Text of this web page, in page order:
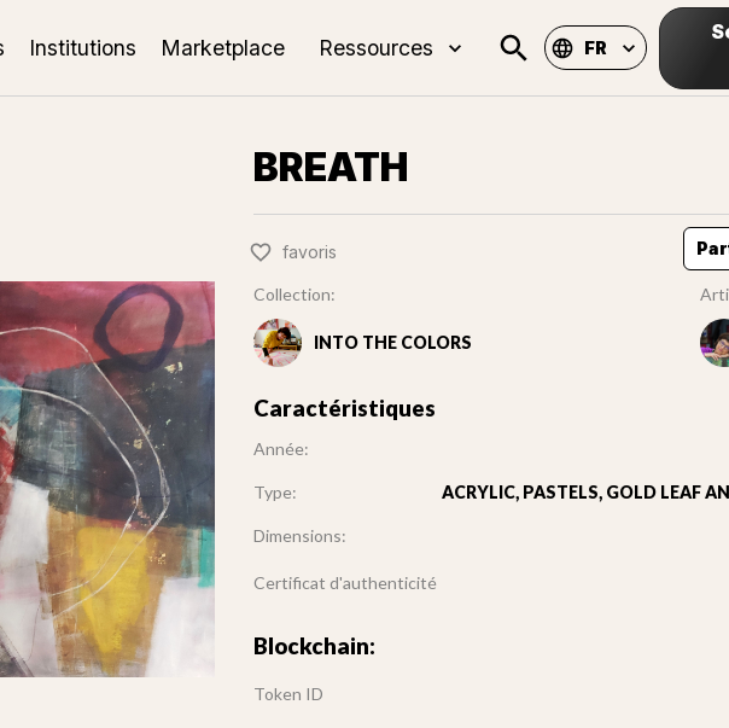
Institutions Marketplace Ressources FR
BREATH
favoris
Collection:
INTO THE COLORS
Caractéristiques
Année:
Type: ACRYLIC, PASTELS, GOLD LEAF
Dimensions:
Certificat d'authenticité
Blockchain:
Token ID